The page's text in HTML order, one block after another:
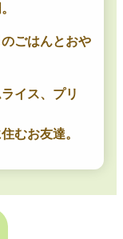
ごはんとおや
イス、プリ
むお友達。